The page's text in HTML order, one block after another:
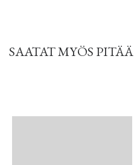
SAATAT MYÖS PITÄÄ